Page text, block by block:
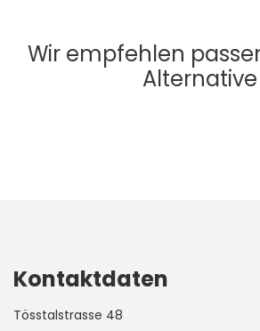
Wir empfehlen
Alternative
Kontaktdaten
Tösstalstrasse 48